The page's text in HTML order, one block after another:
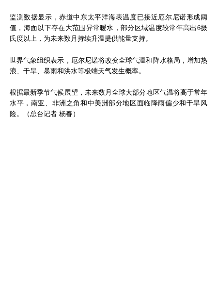
监测数据显示，赤道中东太平洋海表温度已接近厄尔尼诺形成阈
值，海面以下存在大范围异常暖水，部分区域温度较常年高出6摄
氏度以上，为未来数月持续升温提供能量支持。
世界气象组织表示，厄尔尼诺将改变全球气温和降水格局，增加热
浪、干旱、暴雨和洪水等极端天气发生概率。
根据最新季节气候展望，未来数月全球大部分地区气温将高于常年
水平，南亚、非洲之角和中美洲部分地区面临降雨偏少和干旱风
险。（总台记者 杨春）